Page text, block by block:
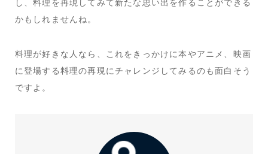
かもしれませんね。
料理が好きな人なら、これをきっかけに本やアニメ、映画
に登場する料理の再現にチャレンジしてみるのも面白そう
ですよ。